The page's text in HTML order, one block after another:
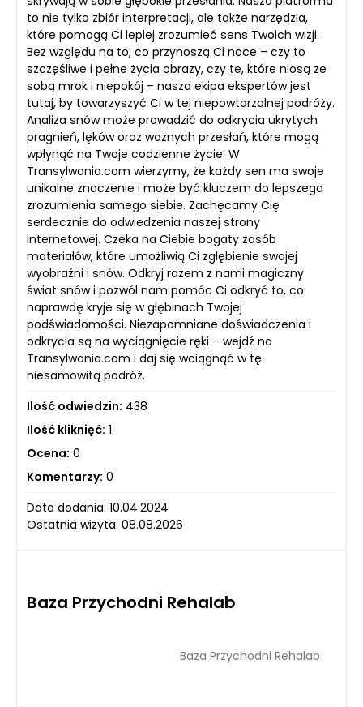
to nie tylko zbiór interpretacji, ale także narzędzia,
które pomogą Ci lepiej zrozumieć sens Twoich wizji.
Bez względu na to, co przynoszą Ci noce – czy to
szczęśliwe i pełne życia obrazy, czy te, które niosą ze
sobą mrok i niepokój – nasza ekipa ekspertów jest
tutaj, by towarzyszyć Ci w tej niepowtarzalnej podróży.
Analiza snów może prowadzić do odkrycia ukrytych
pragnień, lęków oraz ważnych przesłań, które mogą
wpłynąć na Twoje codzienne życie. W
Transylwania.com wierzymy, że każdy sen ma swoje
unikalne znaczenie i może być kluczem do lepszego
zrozumienia samego siebie. Zachęcamy Cię
serdecznie do odwiedzenia naszej strony
internetowej. Czeka na Ciebie bogaty zasób
materiałów, które umożliwią Ci zgłębienie swojej
wyobraźni i snów. Odkryj razem z nami magiczny
świat snów i pozwól nam pomóc Ci odkryć to, co
naprawdę kryje się w głębinach Twojej
podświadomości. Niezapomniane doświadczenia i
odkrycia są na wyciągnięcie ręki – wejdź na
Transylwania.com i daj się wciągnąć w tę
niesamowitą podróż.
Ilość odwiedzin: 438
Ilość kliknięć: 1
Ocena: 0
Komentarzy: 0
Data dodania: 10.04.2024
Ostatnia wizyta: 08.08.2026
Baza Przychodni Rehalab
Baza Przychodni Rehalab